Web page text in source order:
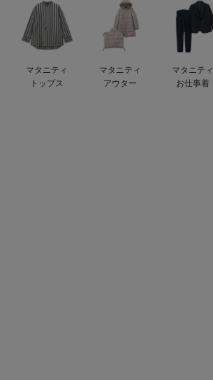
ベビー 小物
安心の日本製。先輩ママが買ってよかった！本当に必要な出産準備品
ハレの日に着るANGELIEBEのセレモニー
買って正解！高評価レビューアイテム
マタニティ
トップス
マタニティ
アウター
マタニティ
お仕事着